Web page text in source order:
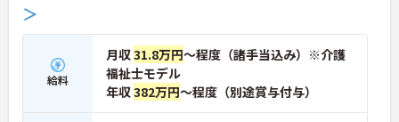
＞
給料
月収31.8万円～程度（諸手当込み）※介護
福祉士モデル
年収382万円～程度（別途賞与付与）